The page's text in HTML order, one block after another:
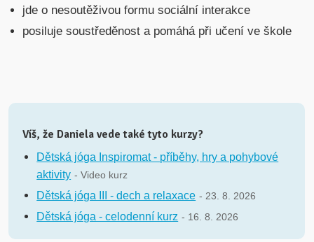
jde o nesoutěživou formu sociální interakce
posiluje soustředěnost a pomáhá při učení ve škole
Víš, že Daniela vede také tyto kurzy?
Dětská jóga Inspiromat - příběhy, hry a pohybové
aktivity - Video kurz
Dětská jóga III - dech a relaxace - 23. 8. 2026
Dětská jóga - celodenní kurz - 16. 8. 2026